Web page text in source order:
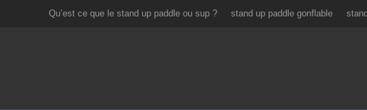
Qu’est ce que le stand up paddle ou sup ? stand up paddle gonflable